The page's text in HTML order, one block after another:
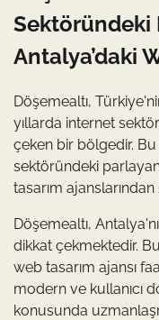
Sektöründeki
Antalya’daki
Döşemealtı,
yıllarda internet
çeken bir bölgedir. Bu
sektöründeki
tasarım
Döşemealtı,
dikkat çekmektedir.
web tasarım ajansı
modern ve kullanıcı
konusunda